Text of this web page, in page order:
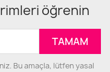
öğrenin
Bu amaçla, lütfen yasal